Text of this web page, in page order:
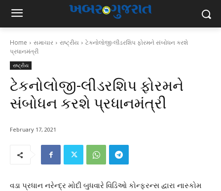
Home સમાચાર રાષ્ટ્રીય
ટેકનોલોજી-લીડરશિપ ફોરમને સંબોધન કરશે
પ્રધાનમંત્રી
રાષ્ટ્રીય
ટેકનોલોજી-લીડરશિપ ફોરમને
સંબોધન કરશે પ્રધાનમંત્રી
February 17, 2021
વડા પ્રધાન નરેન્દ્ર મોદી બુધવારે વિડિઓ કોન્ફરન્સ દ્વારા નાસ્કોમ